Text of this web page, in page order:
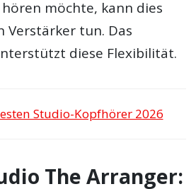
möchte, kann dies
Verstärker tun. Das
diese Flexibilität.
Studio-Kopfhörer 2026
The Arranger: